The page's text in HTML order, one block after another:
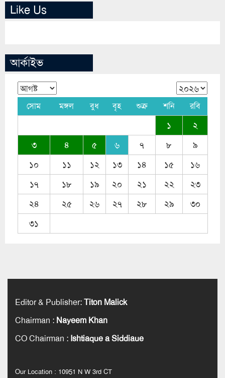
Like Us
আর্কাইভ
সোম মঙ্গল বুধ বৃহ শুক্র শনি রবি
১
২
৩
৪ ৫ ৬ ৭ ৮
৯
১০
১১ ১২ ১৩ ১৪ ১৫
১৬
১৭
১৮ ১৯ ২০ ২১ ২২
২৩
২৪
২৫ ২৬ ২৭ ২৮ ২৯
৩০
৩১
Editor & Publisher:Titon Malick
Chairman : Nayeem Khan
CO Chairman : Ishtiaque a Siddiaue
Our Location : 10951 N W 3rd CT